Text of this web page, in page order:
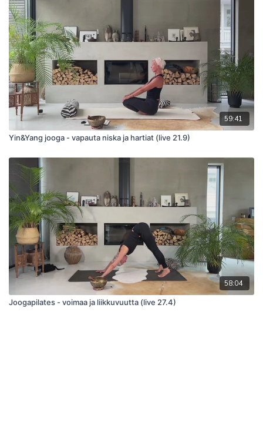
59:41
Yin&Yang jooga - vapauta niska ja hartiat (live 21.9)
58:04
Joogapilates - voimaa ja liikkuvuutta (live 27.4)